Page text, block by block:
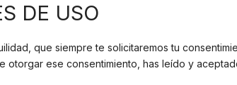
DE USO
que siempre te solicitaremos tu
otorgar ese consentimiento, has leído y